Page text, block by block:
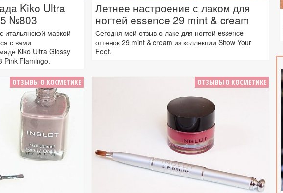
Kiko Ultra
№803
итальянской маркой
с вами
Kiko Ultra Glossy
Pink Flamingo.
Летнее настроение с лаком для
ногтей essence 29 mint & cream
Сегодня мой отзыв о лаке для ногтей essence
оттенок 29 mint & cream из коллекции Show Your
Feet.
ОТЗЫВЫ О КОСМЕТИКЕ ОТЗЫВЫ О КОСМЕТИКЕ